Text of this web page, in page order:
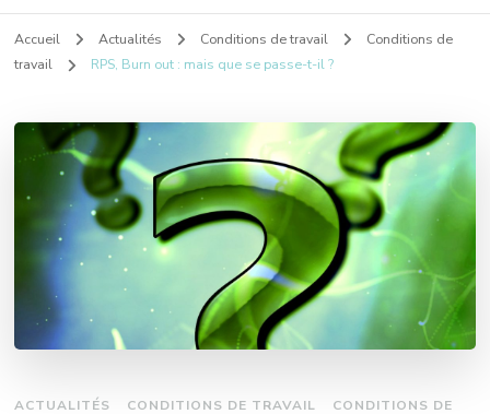
Accueil Actualités Conditions de travail
Conditions de
travail
RPS, Burn out : mais que se passe-t-il ?
ACTUALITÉS CONDITIONS DE TRAVAIL
CONDITIONS DE